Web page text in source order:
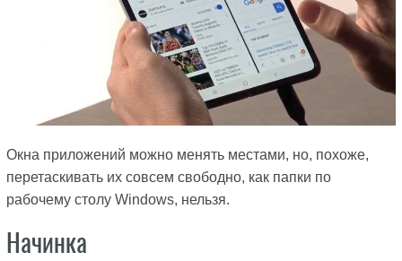
Окна приложений можно менять местами, но, похоже,
перетаскивать их совсем свободно, как папки по
рабочему столу Windows, нельзя.
Начинка